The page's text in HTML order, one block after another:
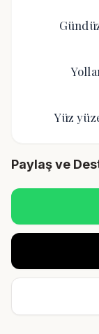
Yüz
Paylaş ve